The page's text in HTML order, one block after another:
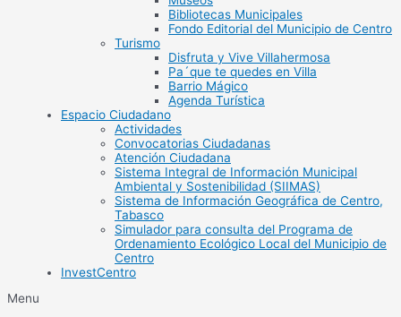
Bibliotecas Municipales
Fondo Editorial del Municipio de Centro
Turismo
Disfruta y Vive Villahermosa
Pa´que te quedes en Villa
Barrio Mágico
Agenda Turística
Espacio Ciudadano
Actividades
Convocatorias Ciudadanas
Atención Ciudadana
Sistema Integral de Información Municipal
Ambiental y Sostenibilidad (SIIMAS)
Sistema de Información Geográfica de Centro,
Tabasco
Simulador para consulta del Programa de
Ordenamiento Ecológico Local del Municipio de
Centro
InvestCentro
Menu